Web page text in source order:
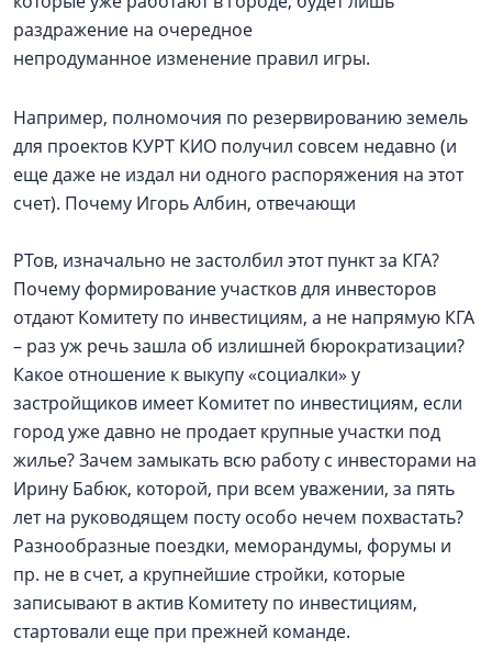
раздражение на очередное
непродуманное изменение правил игры.
Например, полномочия по резервированию земель
для проектов КУРТ КИО получил совсем недавно (и
еще даже не издал ни одного распоряжения на этот
счет). Почему Игорь Албин, отвечающи
РТов, изначально не застолбил этот пункт за КГА?
Почему формирование участков для инвесторов
отдают Комитету по инвестициям, а не напрямую КГА
– раз уж речь зашла об излишней бюрократизации?
Какое отношение к выкупу «социалки» у
застройщиков имеет Комитет по инвестициям, если
город уже давно не продает крупные участки под
жилье? Зачем замыкать всю работу с инвесторами на
Ирину Бабюк, которой, при всем уважении, за пять
лет на руководящем посту особо нечем похвастать?
Разнообразные поездки, меморандумы, форумы и
пр. не в счет, а крупнейшие стройки, которые
записывают в актив Комитету по инвестициям,
стартовали еще при прежней команде.